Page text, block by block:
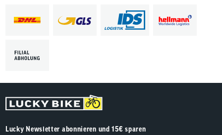
Lucky Newsletter abonnieren und 15€ sparen